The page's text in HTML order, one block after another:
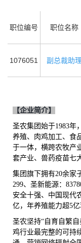
职位编号 职位名称
1076051 副总裁助理
【企业简介】
圣农集团始于1983年
养殖、肉鸡加工、食
于一体，横跨农牧产
套产业、兽药疫苗七
集团旗下拥有20余家
299、圣新能源：
安全十强、中国现代
亿，年养殖能力超5亿
圣农坚持“自育自繁
鸡行业最完整的可持